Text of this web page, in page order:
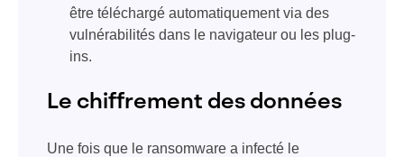
être téléchargé automatiquement via des
vulnérabilités dans le navigateur ou les plug-
ins.
Le chiffrement des données
Une fois que le ransomware a infecté le